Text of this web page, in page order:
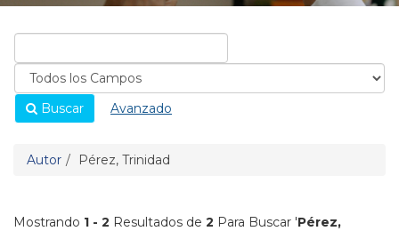
Buscar Avanzado
Autor Pérez, Trinidad
Mostrando 1 - 2 Resultados de 2 Para Buscar 'Pérez,